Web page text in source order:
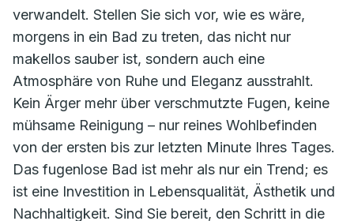
verwandelt. Stellen Sie sich vor, wie es wäre,
morgens in ein Bad zu treten, das nicht nur
makellos sauber ist, sondern auch eine
Atmosphäre von Ruhe und Eleganz ausstrahlt.
Kein Ärger mehr über verschmutzte Fugen, keine
mühsame Reinigung – nur reines Wohlbefinden
von der ersten bis zur letzten Minute Ihres Tages.
Das fugenlose Bad ist mehr als nur ein Trend; es
ist eine Investition in Lebensqualität, Ästhetik und
Nachhaltigkeit. Sind Sie bereit, den Schritt in die